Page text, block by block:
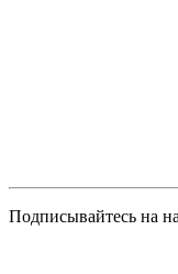
Подписывайтесь на